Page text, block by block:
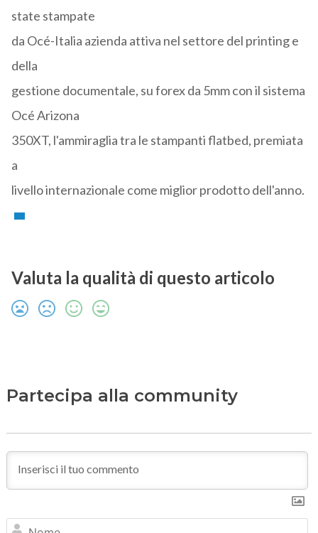
state stampate
da Océ-Italia azienda attiva nel settore del printing e
della
gestione documentale, su forex da 5mm con il sistema
Océ Arizona
350XT, l'ammiraglia tra le stampanti flatbed, premiata
a
livello internazionale come miglior prodotto dell'anno.
Valuta la qualità di questo articolo
Partecipa alla community